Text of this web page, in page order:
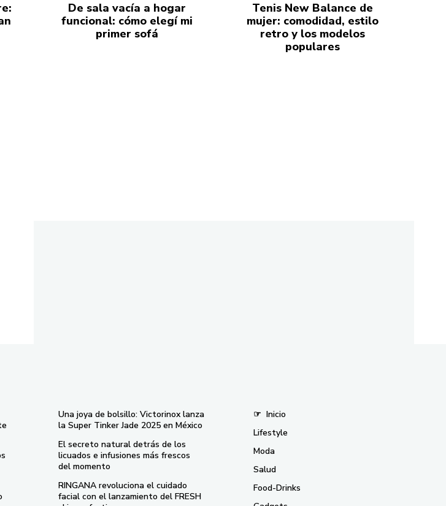
De sala vacía a hogar
funcional: cómo elegí mi
primer sofá
Tenis New Balance de
mujer: comodidad, estilo
retro y los modelos
populares
Una joya de bolsillo: Victorinox lanza
la Super Tinker Jade 2025 en México
El secreto natural detrás de los
licuados e infusiones más frescos
del momento
RINGANA revoluciona el cuidado
facial con el lanzamiento del FRESH
☞ Inicio
Lifestyle
Moda
Salud
Food-Drinks